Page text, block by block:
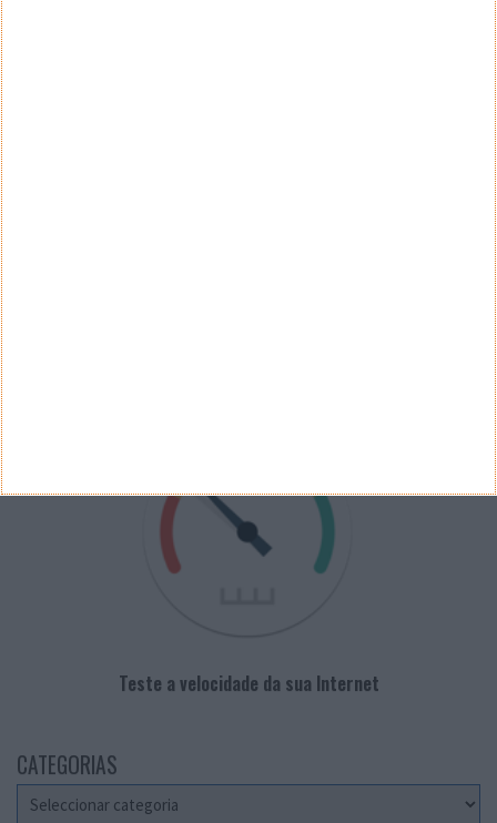
Teste a velocidade da sua Internet
CATEGORIAS
Categorias